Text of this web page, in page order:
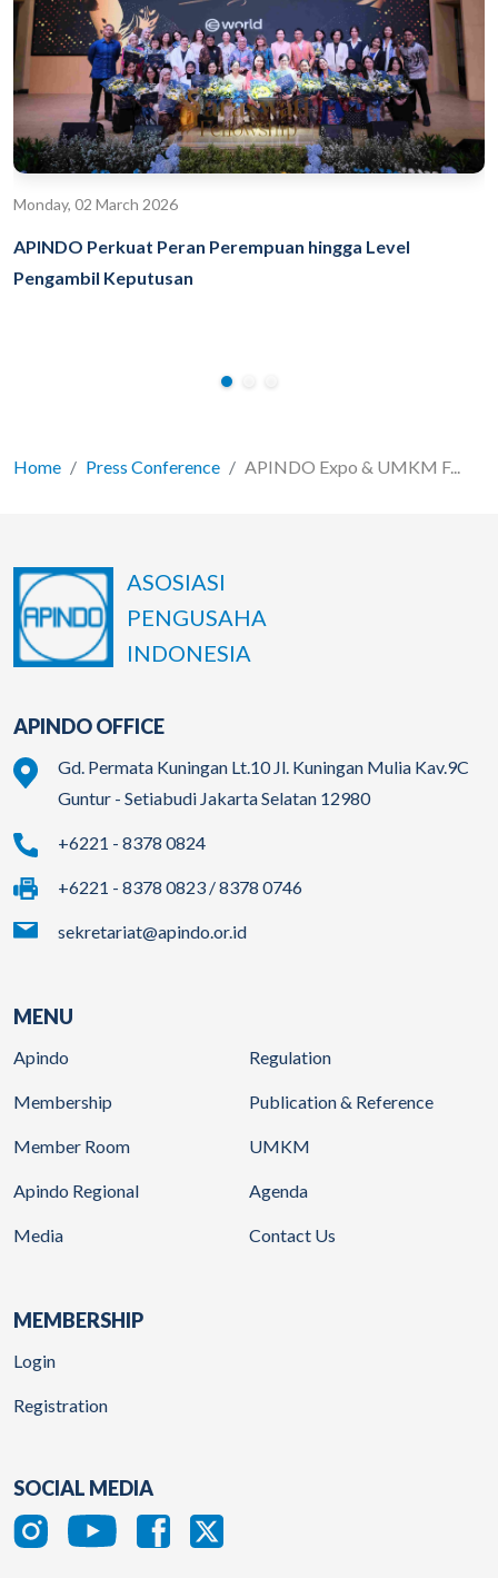
Monday, 02 March 2026
APINDO Perkuat Peran Perempuan hingga Level
Pengambil Keputusan
Home Press Conference APINDO Expo & UMKM F...
ASOSIASI
PENGUSAHA
INDONESIA
APINDO OFFICE
Gd. Permata Kuningan Lt.10 Jl. Kuningan Mulia Kav.9C
Guntur - Setiabudi Jakarta Selatan 12980
+6221 - 8378 0824
+6221 - 8378 0823 / 8378 0746
sekretariat@apindo.or.id
MENU
Apindo
Membership
Member Room
Apindo Regional
Media
Regulation
Publication & Reference
UMKM
Agenda
Contact Us
MEMBERSHIP
Login
Registration
SOCIAL MEDIA